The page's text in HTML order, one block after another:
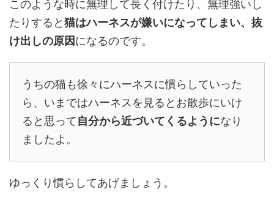
このような時に無理して長く付けたり、無理強いし
たりすると猫はハーネスが嫌いになってしまい、抜
け出しの原因になるのです。
うちの猫も徐々にハーネスに慣らしていった
ら、いまではハーネスを見るとお散歩にいけ
ると思って自分から近づいてくるようになり
ましたよ。
ゆっくり慣らしてあげましょう。